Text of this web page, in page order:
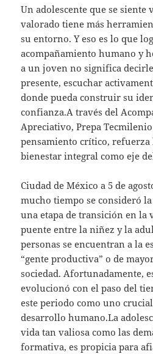
Un adolescente que se siente
valorado tiene más
su entorno. Y eso es lo que
acompañamiento humano y
a un joven no significa
presente, escuchar
donde pueda construir su
confianza.A través del
Apreciativo, Prepa
pensamiento crítico, refuerza
bienestar integral como eje
Ciudad de México a 5 de
mucho tiempo se consideró
una etapa de transición en la
puente entre la niñez y la
personas se encuentran a la
“gente productiva” o de
sociedad. Afortunadamente,
evolucionó con el paso del
este periodo como uno
desarrollo humano.La
vida tan valiosa como las
formativa, es propicia para